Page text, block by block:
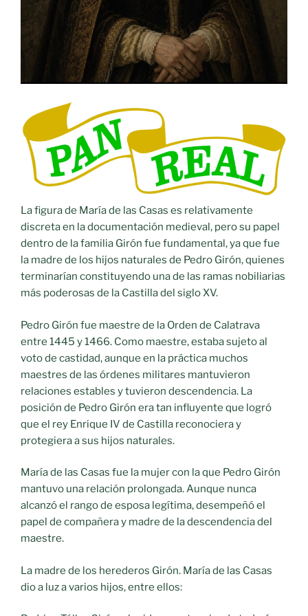
La figura de María de las Casas es relativamente
discreta en la documentación medieval, pero su papel
dentro de la familia Girón fue fundamental, ya que fue
la madre de los hijos naturales de Pedro Girón, quienes
terminarían constituyendo una de las ramas nobiliarias
más poderosas de la Castilla del siglo XV.
Pedro Girón fue maestre de la Orden de Calatrava
entre 1445 y 1466. Como maestre, estaba sujeto al
voto de castidad, aunque en la práctica muchos
maestres de las órdenes militares mantuvieron
relaciones estables y tuvieron descendencia. La
posición de Pedro Girón era tan influyente que logró
que el rey Enrique IV de Castilla reconociera y
protegiera a sus hijos naturales.
María de las Casas fue la mujer con la que Pedro Girón
mantuvo una relación prolongada. Aunque nunca
alcanzó el rango de esposa legítima, desempeñó el
papel de compañera y madre de la descendencia del
maestre.
La madre de los herederos Girón. María de las Casas
dio a luz a varios hijos, entre ellos: